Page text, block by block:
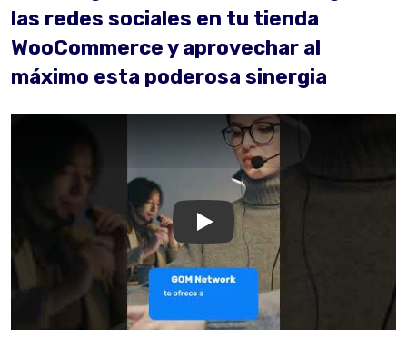
las redes sociales en tu tienda
WooCommerce y aprovechar al
máximo esta poderosa sinergia
GOM Network